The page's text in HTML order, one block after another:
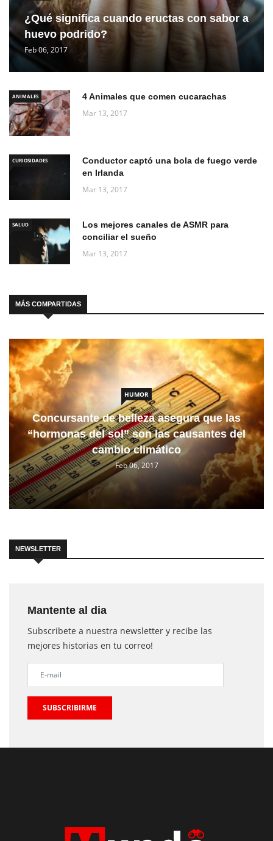
¿Qué significa cuando eructas con sabor a
huevo podrido?
Feb 06, 2017
ANIMALES 4 Animales que comen cucarachas
Mar 13, 2017
CURIOSIDADES
Conductor captó una bola de fuego verde
en Irlanda
Mar 13, 2017
SALUD
Los mejores canales de ASMR para
conciliar el sueño
Mar 13, 2017
MÁS COMPARTIDAS
HUMOR
Concursante de belleza asegura que las
“hormonas del sol” son las causantes del
cambio climático
Feb 06, 2017
NEWSLETTER
Mantente al dia
Subscribete a nuestra newsletter y recibe las
mejores historias en tu correo!
SUBSCRIBIRME